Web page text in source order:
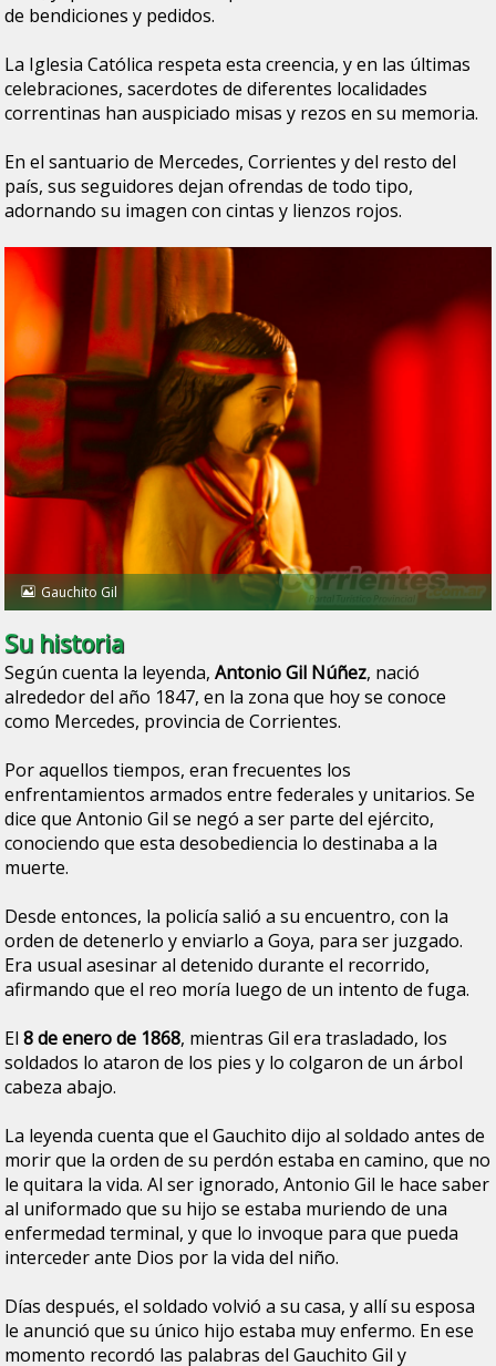
de bendiciones y pedidos.
La Iglesia Católica respeta esta creencia, y en las últimas
celebraciones, sacerdotes de diferentes localidades
correntinas han auspiciado misas y rezos en su memoria.
En el santuario de Mercedes, Corrientes y del resto del
país, sus seguidores dejan ofrendas de todo tipo,
adornando su imagen con cintas y lienzos rojos.
Gauchito Gil
Su historia
Según cuenta la leyenda,Antonio Gil Núñez, nació
alrededor del año 1847, en la zona que hoy se conoce
como Mercedes, provincia de Corrientes.
Por aquellos tiempos, eran frecuentes los
enfrentamientos armados entre federales y unitarios. Se
dice que Antonio Gil se negó a ser parte del ejército,
conociendo que esta desobediencia lo destinaba a la
muerte.
Desde entonces, la policía salió a su encuentro, con la
orden de detenerlo y enviarlo a Goya, para ser juzgado.
Era usual asesinar al detenido durante el recorrido,
afirmando que el reo moría luego de un intento de fuga.
El8 de enero de 1868, mientras Gil era trasladado, los
soldados lo ataron de los pies y lo colgaron de un árbol
cabeza abajo.
La leyenda cuenta que el Gauchito dijo al soldado antes de
morir que la orden de su perdón estaba en camino, que no
le quitara la vida. Al ser ignorado, Antonio Gil le hace saber
al uniformado que su hijo se estaba muriendo de una
enfermedad terminal, y que lo invoque para que pueda
interceder ante Dios por la vida del niño.
Días después, el soldado volvió a su casa, y allí su esposa
le anunció que su único hijo estaba muy enfermo. En ese
momento recordó las palabras del Gauchito Gil y